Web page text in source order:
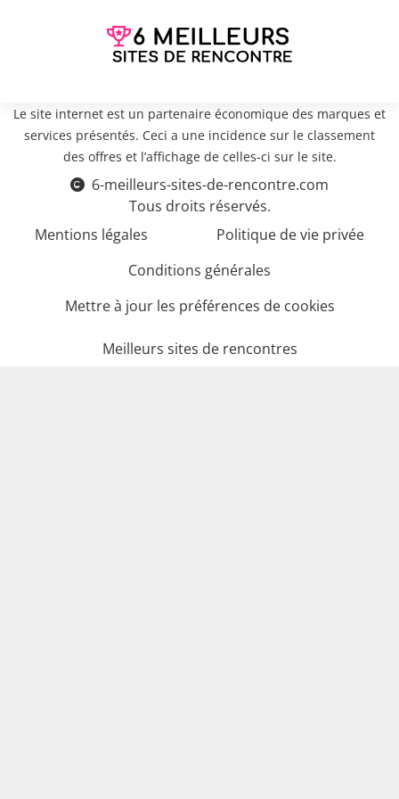
Le site internet est un partenaire économique des marques et
services présentés. Ceci a une incidence sur le classement
des offres et l’affichage de celles-ci sur le site.
6-meilleurs-sites-de-rencontre.com
Tous droits réservés.
Mentions légales
Politique de vie privée
Conditions générales
Mettre à jour les préférences de cookies
Meilleurs sites de rencontres